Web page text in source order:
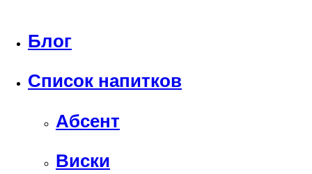
Блог
Список напитков
Абсент
Виски